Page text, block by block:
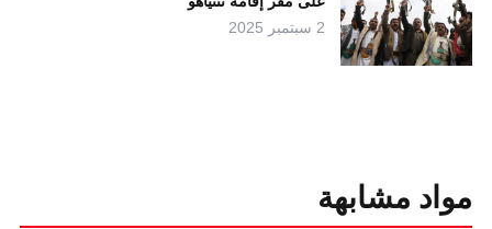
2 سبتمبر 2025
مواد مشابهة